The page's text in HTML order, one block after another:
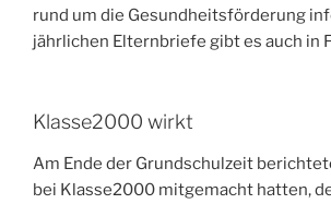
rund um die Gesundheitsförderung
jährlichen Elternbriefe gibt es auch in
Klasse2000 wirkt
Am Ende der Grundschulzeit
bei Klasse2000 mitgemacht hatten,